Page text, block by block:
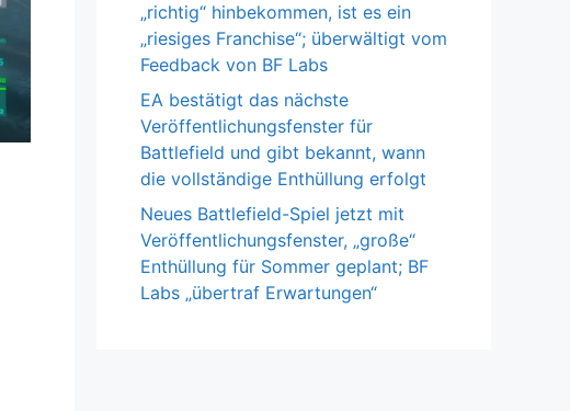
„richtig“ hinbekommen, ist es ein
„riesiges Franchise“; überwältigt vom
Feedback von BF Labs
EA bestätigt das nächste
Veröffentlichungsfenster für
Battlefield und gibt bekannt, wann
die vollständige Enthüllung erfolgt
Neues Battlefield-Spiel jetzt mit
Veröffentlichungsfenster, „große“
Enthüllung für Sommer geplant; BF
Labs „übertraf Erwartungen“